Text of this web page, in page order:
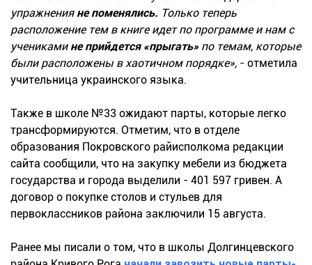
упражнения не поменялись. Только теперь
расположение тем в книге идет по программе и нам с
учениками не прийдется «прыгать» по темам, которые
были расположены в хаотичном порядке», - отметила
учительница украинского языка.
Также в школе №33 ожидают парты, которые легко
трансформируются. Отметим, что в отделе
образования Покровского райисполкома редакции
сайта сообщили, что на закупку мебели из бюджета
государства и города выделили - 401 597 гривен. А
договор о покупке столов и стульев для
первоклассников района заключили 15 августа.
Ранее мы писали о том, что в школы Долгинцевского